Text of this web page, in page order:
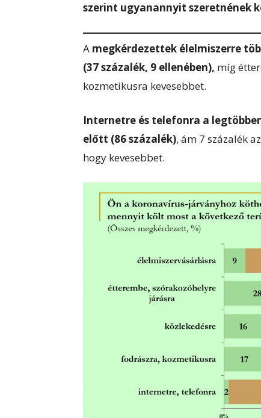
szerint ugyanannyit szeretnének
A megkérdezettek élelmiszerre
(37 százalék, 9 ellenében), míg
kozmetikusra kevesebbet.
Internetre és telefonra a
előtt (86 százalék), ám 7 százalék
hogy kevesebbet.